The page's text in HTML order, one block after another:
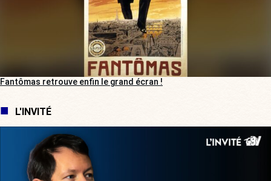
Fantômas retrouve enfin le grand écran !
L'INVITÉ